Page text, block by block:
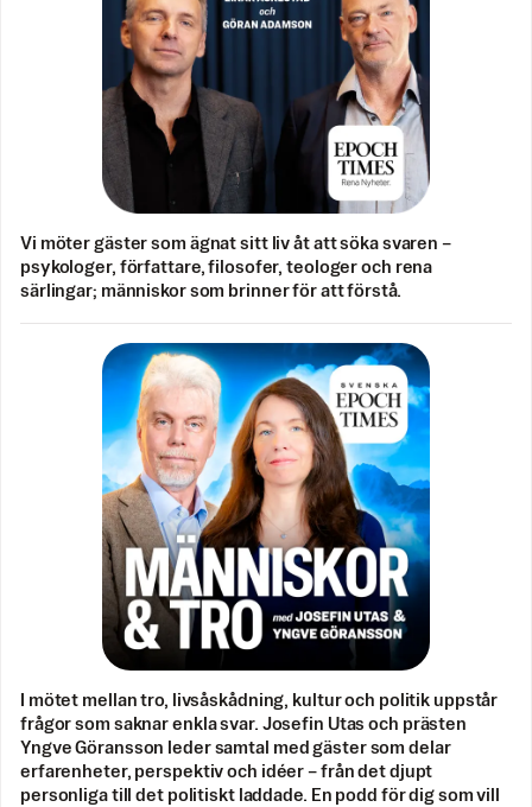
Vi möter gäster som ägnat sitt liv åt att söka svaren –
psykologer, författare, filosofer, teologer och rena
särlingar; människor som brinner för att förstå.
I mötet mellan tro, livsåskådning, kultur och politik uppstår
frågor som saknar enkla svar. Josefin Utas och prästen
Yngve Göransson leder samtal med gäster som delar
erfarenheter, perspektiv och idéer – från det djupt
personliga till det politiskt laddade. En podd för dig som vill